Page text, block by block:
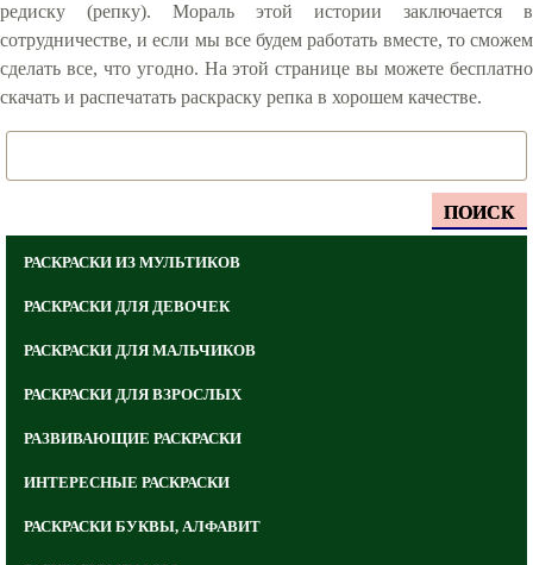
ПОИСК
РАСКРАСКИ ИЗ МУЛЬТИКОВ
РАСКРАСКИ ДЛЯ ДЕВОЧЕК
РАСКРАСКИ ДЛЯ МАЛЬЧИКОВ
РАСКРАСКИ ДЛЯ ВЗРОСЛЫХ
РАЗВИВАЮЩИЕ РАСКРАСКИ
ИНТЕРЕСНЫЕ РАСКРАСКИ
РАСКРАСКИ БУКВЫ, АЛФАВИТ
редиску (репку). Мораль этой истории заключается в
сотрудничестве, и если мы все будем работать вместе, то сможем
сделать все, что угодно. На этой странице вы можете бесплатно
скачать и распечатать раскраску репка в хорошем качестве.